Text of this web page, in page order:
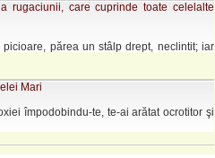
rugaciunii, care cuprinde toate celelalte
părea un stâlp drept, neclintit; iar
Mari
împodobindu-te, te-ai arătat ocrotitor şi